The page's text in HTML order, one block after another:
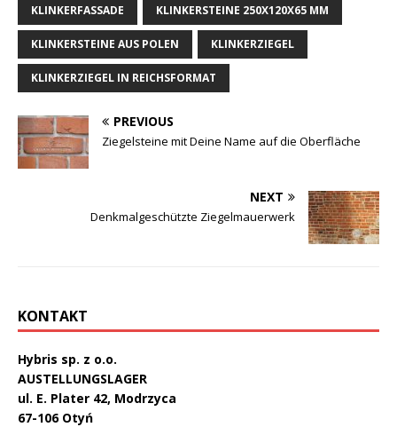
KLINKERFASSADE KLINKERSTEINE 250X120X65 MM
KLINKERSTEINE AUS POLEN KLINKERZIEGEL
KLINKERZIEGEL IN REICHSFORMAT
PREVIOUS
Ziegelsteine mit Deine Name auf die Oberfläche
NEXT
Denkmalgeschützte Ziegelmauerwerk
KONTAKT
Hybris sp. z o.o.
AUSTELLUNGSLAGER
ul. E. Plater 42, Modrzyca
67-106 Otyń